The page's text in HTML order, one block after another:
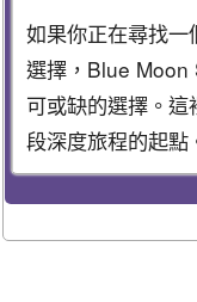
如果你正在尋找
選擇，Blue Moon
可或缺的選擇。
段深度旅程的起點